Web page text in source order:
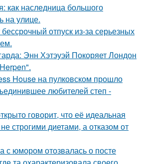
как наследница большого
на улице.
отпуск из-за серьезных
Энн Хэтэуэй Покоряет Лондон
House на пулковском прошло
любителей степ -
говорит, что её идеальная
строгими диетами, а отказом от
с юмором отозвалась о посте